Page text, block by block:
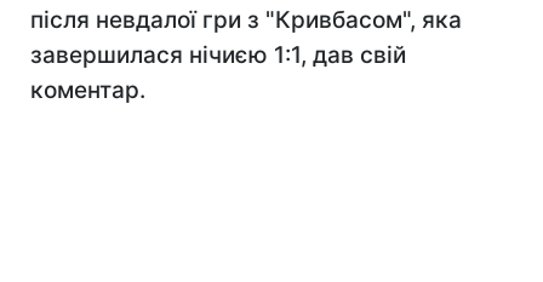
після невдалої гри з "Кривбасом", яка
завершилася нічиєю 1:1, дав свій
коментар.